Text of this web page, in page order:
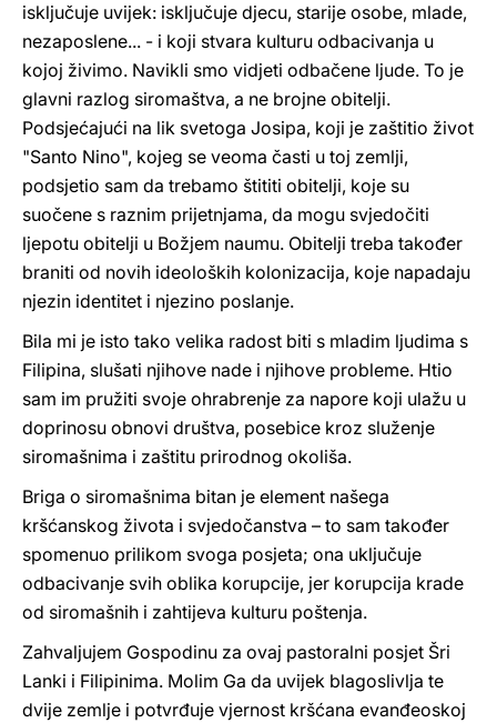
isključuje uvijek: isključuje djecu, starije osobe, mlade,
nezaposlene... - i koji stvara kulturu odbacivanja u
kojoj živimo. Navikli smo vidjeti odbačene ljude. To je
glavni razlog siromaštva, a ne brojne obitelji.
Podsjećajući na lik svetoga Josipa, koji je zaštitio život
"Santo Nino", kojeg se veoma časti u toj zemlji,
podsjetio sam da trebamo štititi obitelji, koje su
suočene s raznim prijetnjama, da mogu svjedočiti
ljepotu obitelji u Božjem naumu. Obitelji treba također
braniti od novih ideoloških kolonizacija, koje napadaju
njezin identitet i njezino poslanje.
Bila mi je isto tako velika radost biti s mladim ljudima s
Filipina, slušati njihove nade i njihove probleme. Htio
sam im pružiti svoje ohrabrenje za napore koji ulažu u
doprinosu obnovi društva, posebice kroz služenje
siromašnima i zaštitu prirodnog okoliša.
Briga o siromašnima bitan je element našega
kršćanskog života i svjedočanstva – to sam također
spomenuo prilikom svoga posjeta; ona uključuje
odbacivanje svih oblika korupcije, jer korupcija krade
od siromašnih i zahtijeva kulturu poštenja.
Zahvaljujem Gospodinu za ovaj pastoralni posjet Šri
Lanki i Filipinima. Molim Ga da uvijek blagoslivlja te
dvije zemlje i potvrđuje vjernost kršćana evanđeoskoj